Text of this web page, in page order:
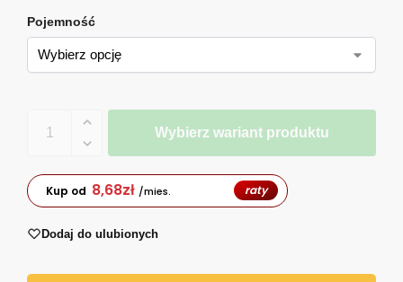
Pojemność
Wybierz wariant produktu
Kup od 8,68zł /mies. raty
Dodaj do ulubionych